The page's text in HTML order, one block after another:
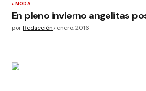
MODA
En pleno invierno angelitas
porRedacción7 enero, 2016